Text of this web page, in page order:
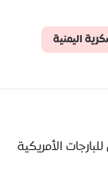
اليمنية
الأمريكية